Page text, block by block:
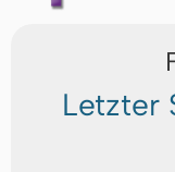
Letzter